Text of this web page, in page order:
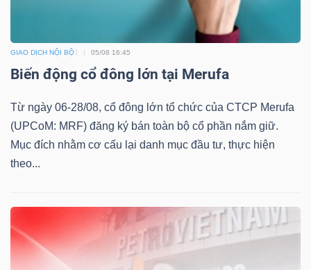
GIAO DỊCH NỘI BỘ 05/08 16:45
Biến động cổ đông lớn tại Merufa
Từ ngày 06-28/08, cổ đông lớn tổ chức của CTCP Merufa
(UPCoM: MRF) đăng ký bán toàn bộ cổ phần nắm giữ.
Mục đích nhằm cơ cấu lại danh mục đầu tư, thực hiện
theo...
ĐỘNG
(-)
Chỉ số Chứng chỉ quỹ